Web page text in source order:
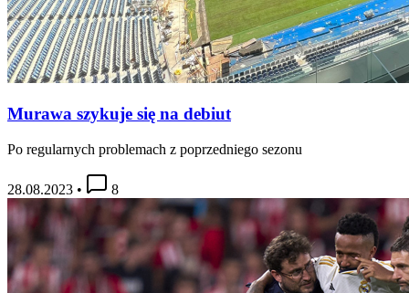
Murawa szykuje się na debiut
Po regularnych problemach z poprzedniego sezonu
28.08.2023 • 8